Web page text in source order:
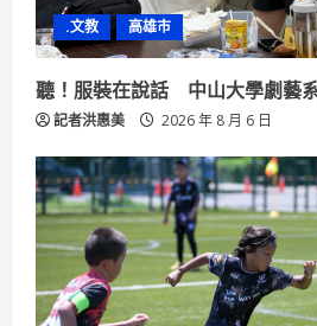
.文教 高雄市
聽！服裝在說話 中山大學劇藝
記者洪惠美 2026 年 8 月 6 日